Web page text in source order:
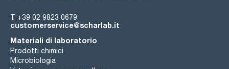
T +39 02 9823 0679
customerservice@scharlab.it
Materiali di laboratorio
Prodotti chimici
Microbiologia